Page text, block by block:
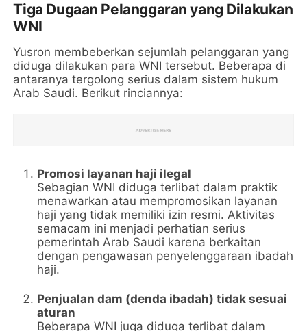
Tiga Dugaan Pelanggaran yang Dilakukan
WNI
Yusron membeberkan sejumlah pelanggaran yang
diduga dilakukan para WNI tersebut. Beberapa di
antaranya tergolong serius dalam sistem hukum
Arab Saudi. Berikut rinciannya:
Promosi layanan haji ilegal
Sebagian WNI diduga terlibat dalam praktik
menawarkan atau mempromosikan layanan
haji yang tidak memiliki izin resmi. Aktivitas
semacam ini menjadi perhatian serius
pemerintah Arab Saudi karena berkaitan
dengan pengawasan penyelenggaraan ibadah
haji.
Penjualan dam (denda ibadah) tidak sesuai
aturan
Beberapa WNI juga diduga terlibat dalam